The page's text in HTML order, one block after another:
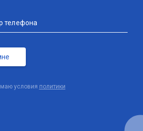
телефона
условия политики